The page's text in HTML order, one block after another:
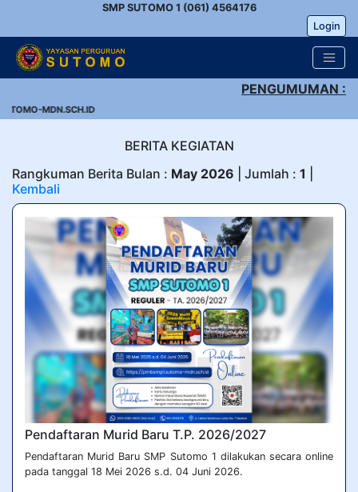
SMP SUTOMO 1 (061) 4564176
Login
PENGUMUMAN :
MDN.SCH.ID
BERITA KEGIATAN
Rangkuman Berita Bulan : May 2026 | Jumlah : 1
Kembali
Pendaftaran Murid Baru T.P. 2026/2027
Pendaftaran Murid Baru SMP Sutomo 1 dilakukan secara online
pada tanggal 18 Mei 2026 s.d. 04 Juni 2026.